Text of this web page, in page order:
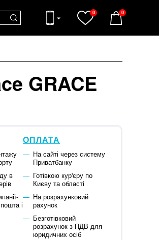
0 0
GRACE
в
і
ОПЛАТА
На сайті через систему
Приватбанку
Готівкою кур'єру по
Києву та області
На розрахунковий
рахунок
Безготівковий
розрахунок з ПДВ для
юридичних осіб